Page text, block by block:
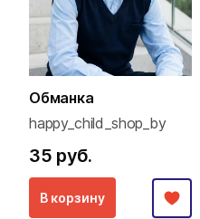
Обманка
happy_child_shop_by
35 руб.
В корзину